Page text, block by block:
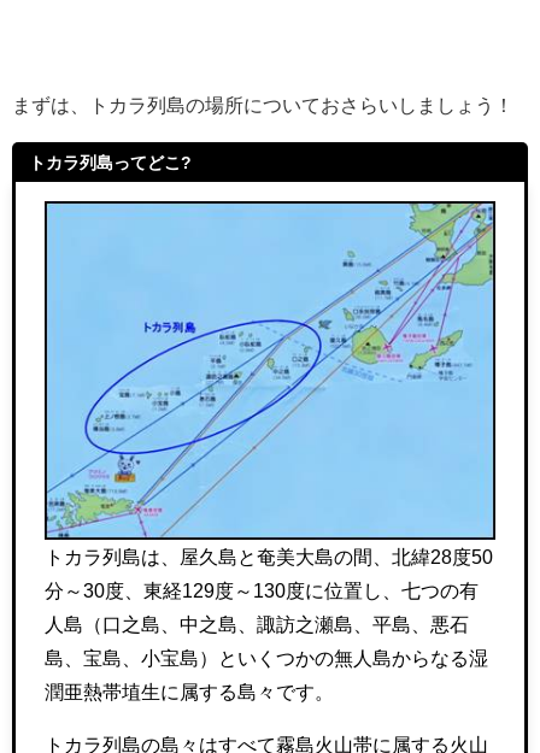
まずは、トカラ列島の場所についておさらいしましょう！
トカラ列島ってどこ?
トカラ列島は、屋久島と奄美大島の間、北緯28度50
分～30度、東経129度～130度に位置し、七つの有
人島（口之島、中之島、諏訪之瀬島、平島、悪石
島、宝島、小宝島）といくつかの無人島からなる湿
潤亜熱帯埴生に属する島々です。
トカラ列島の島々はすべて霧島火山帯に属する火山